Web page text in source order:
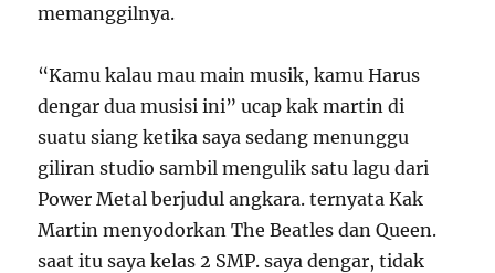
memanggilnya.
“Kamu kalau mau main musik, kamu Harus
dengar dua musisi ini” ucap kak martin di
suatu siang ketika saya sedang menunggu
giliran studio sambil mengulik satu lagu dari
Power Metal berjudul angkara. ternyata Kak
Martin menyodorkan The Beatles dan Queen.
saat itu saya kelas 2 SMP. saya dengar, tidak